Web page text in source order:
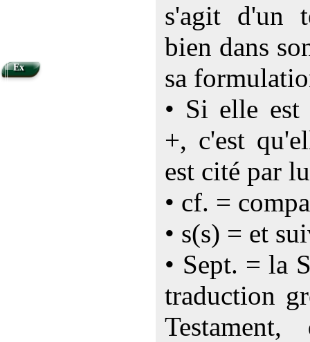
s'agit d'un
bien dans
sa
• Si elle est
+, c'est
est cité par
• cf. =
• s(s) = et
• Sept. = la
traduction
Ex